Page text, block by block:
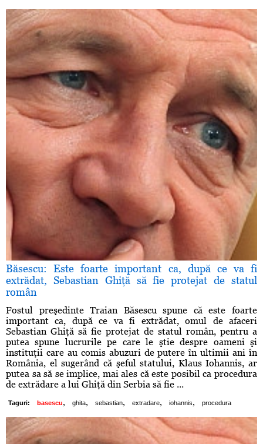
Băsescu: Este foarte important ca, după ce va fi
extrădat, Sebastian Ghiţă să fie protejat de statul
român
Fostul preşedinte Traian Băsescu spune că este foarte
important ca, după ce va fi extrădat, omul de afaceri
Sebastian Ghiţă să fie protejat de statul român, pentru a
putea spune lucrurile pe care le ştie despre oameni şi
instituţii care au comis abuzuri de putere în ultimii ani în
România, el sugerând că şeful statului, Klaus Iohannis, ar
putea sa să se implice, mai ales că este posibil ca procedura
de extrădare a lui Ghiţă din Serbia să fie ...
Taguri: basescu, ghita, sebastian, extradare, iohannis, procedura